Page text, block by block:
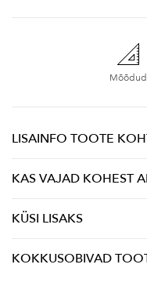
Mõõdud
LISAINFO TOOTE
KAS VAJAD KOHEST
KÜSI LISAKS
KOKKUSOBIVAD